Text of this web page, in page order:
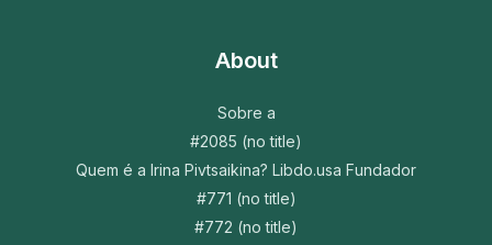
About
Sobre a
#2085 (no title)
Quem é a Irina Pivtsaikina? Libdo.usa Fundador
#771 (no title)
#772 (no title)